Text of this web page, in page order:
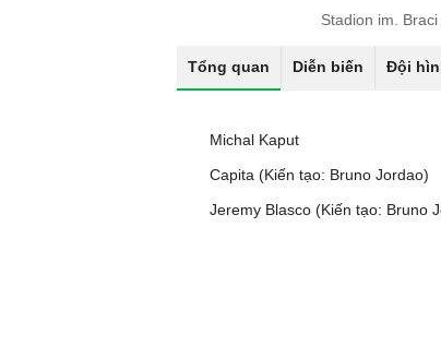
Stadion im.
Tổng quan Diễn biến Đội
Michal Kaput
Capita (Kiến tạo: Bruno Jordao)
Jeremy Blasco (Kiến tạo: Bruno